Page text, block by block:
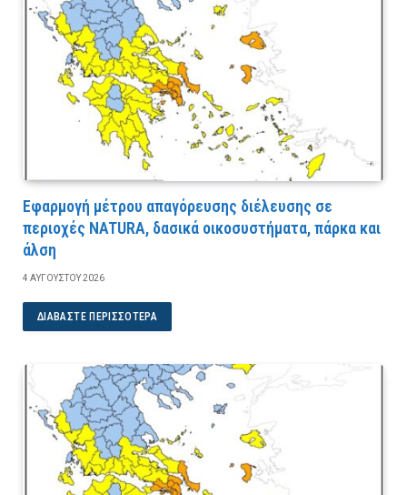
Εφαρμογή μέτρου απαγόρευσης διέλευσης σε
περιοχές NATURA, δασικά οικοσυστήματα, πάρκα και
άλση
4 ΑΥΓΟΎΣΤΟΥ 2026
ΔΙΑΒΆΣΤΕ ΠΕΡΙΣΣΌΤΕΡΑ